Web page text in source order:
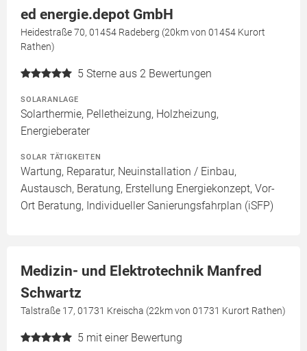
ed energie.depot GmbH
Heidestraße 70, 01454 Radeberg (20km von 01454 Kurort
Rathen)
5 Sterne aus 2 Bewertungen
SOLARANLAGE
Solarthermie, Pelletheizung, Holzheizung,
Energieberater
SOLAR TÄTIGKEITEN
Wartung, Reparatur, Neuinstallation / Einbau,
Austausch, Beratung, Erstellung Energiekonzept, Vor-
Ort Beratung, Individueller Sanierungsfahrplan (iSFP)
Medizin- und Elektrotechnik Manfred
Schwartz
Talstraße 17, 01731 Kreischa (22km von 01731 Kurort Rathen)
5 mit einer Bewertung